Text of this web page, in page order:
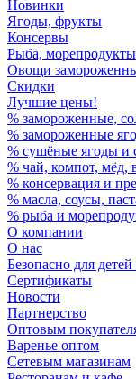
Новинки
Ягоды, фрукты
Консервы
Рыба, морепродукты
Овощи
Скидки
Лучшие цены!
% замороженные,
% замороженные
% сушёные ягоды и
% чай, компот, мёд,
% консервация и
% масла, соусы,
% рыба и
О компании
О нас
Безопасно для
Сертификаты
Новости
Партнерство
Оптовым
Варенье оптом
Сетевым магазинам